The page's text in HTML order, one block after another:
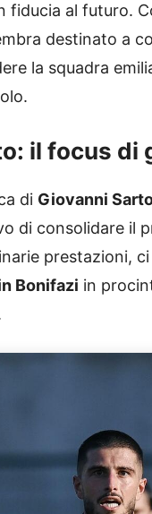
fiducia al futuro.
destinato a
la squadra
il focus di
di Giovanni
di consolidare il
prestazioni,
Bonifazi in